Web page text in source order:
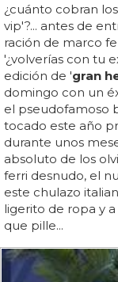
¿cuánto cobran
vip'?... antes de
ración de marco
'¿volverías con tu
edición de 'gran
domingo con un
el pseudofamoso
tocado este año
durante unos
absoluto de los
ferri desnudo, el
este chulazo
ligerito de ropa y
que pille...